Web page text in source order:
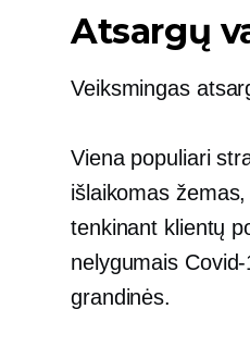
Atsargų
Veiksmingas
Viena populiari
išlaikomas
tenkinant klientų
nelygumais
grandinės.